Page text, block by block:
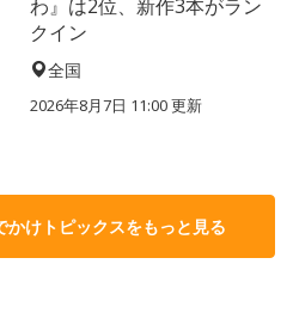
わ』は2位、新作3本がラン
クイン
全国
2026年8月7日 11:00更新
けトピックスをもっと見る